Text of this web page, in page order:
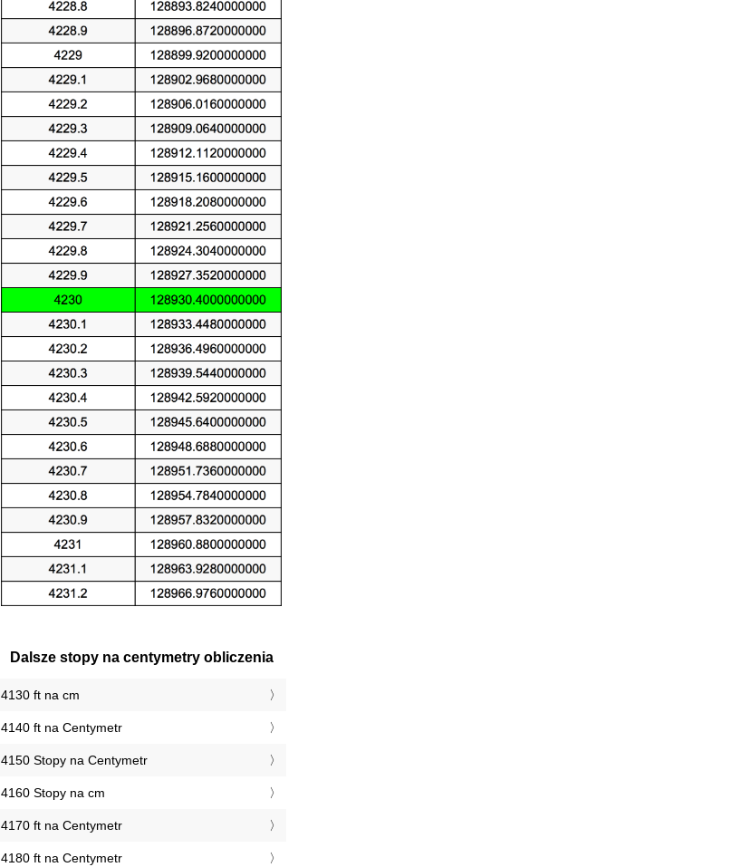
Dalsze stopy na centymetry obliczenia
4130 ft na cm
4140 ft na Centymetr
4150 Stopy na Centymetr
4160 Stopy na cm
4170 ft na Centymetr
4180 ft na Centymetr